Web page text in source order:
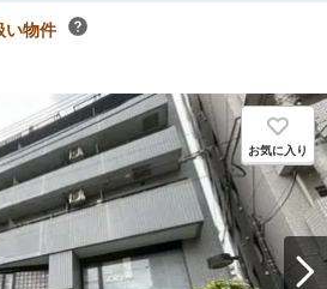
い物件
お気に入り